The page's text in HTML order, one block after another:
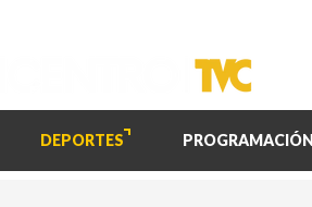
DEPORTES PROGRAMACIÓN